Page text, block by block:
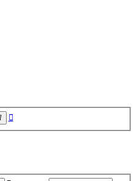
SucheErweiterte